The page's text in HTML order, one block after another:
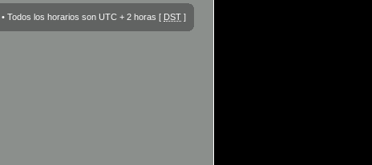
• Todos los horarios son UTC + 2 horas [ DST ]